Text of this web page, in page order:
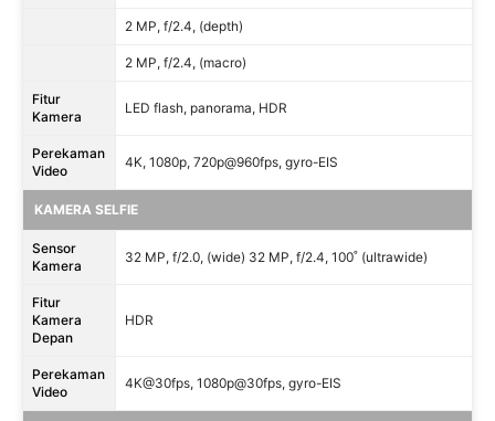
2 MP, f/2.4, (depth)
2 MP, f/2.4, (macro)
Fitur
Kamera
LED flash, panorama, HDR
Perekaman
Video
4K, 1080p, 720p@960fps, gyro-EIS
KAMERA SELFIE
Sensor
Kamera
32 MP, f/2.0, (wide) 32 MP, f/2.4, 100˚ (ultrawide)
Fitur
Kamera
Depan
HDR
Perekaman
Video
4K@30fps, 1080p@30fps, gyro-EIS